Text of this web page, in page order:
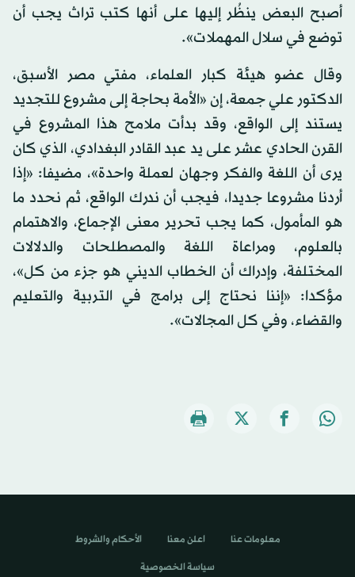
أصبح البعض ينظُر إليها على أنها كتب تراث يجب أن
توضع في سلال المهملات».
وقال عضو هيئة كبار العلماء، مفتي مصر الأسبق،
الدكتور علي جمعة، إن «الأمة بحاجة إلى مشروع للتجديد
يستند إلى الواقع، وقد بدأت ملامح هذا المشروع في
القرن الحادي عشر على يد عبد القادر البغدادي، الذي كان
يرى أن اللغة والفكر وجهان لعملة واحدة»، مضيفا: «إذا
أردنا مشروعا جديدا، فيجب أن ندرك الواقع، ثم نحدد ما
هو المأمول، كما يجب تحرير معنى الإجماع، والاهتمام
بالعلوم، ومراعاة اللغة والمصطلحات والدلالات
المختلفة، وإدراك أن الخطاب الديني هو جزء من كل»،
مؤكدا: «إننا نحتاج إلى برامج في التربية والتعليم
والقضاء، وفي كل المجالات».
معلومات عنا اعلن معنا الأحكام والشروط
سياسة الخصوصية